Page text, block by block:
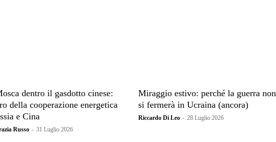
dentro il gasdotto cinese:
della cooperazione energetica
e Cina
Russo - 31 Luglio 2026
Miraggio estivo: perché la guerra non
si fermerà in Ucraina (ancora)
Riccardo Di Leo - 28 Luglio 2026